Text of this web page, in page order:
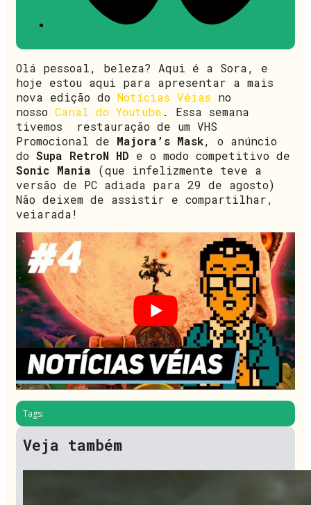
Olá pessoal, beleza? Aqui é a Sora, e
hoje estou aqui para apresentar a mais
nova edição do Notícias Véias no
nosso Canal do Youtube . Essa semana
tivemos restauração de um VHS
Promocional de Majora’s Mask, o anúncio
do Supa RetroN HD e o modo competitivo de
Sonic Mania (que infelizmente teve a
versão de PC adiada para 29 de agosto)
Não deixem de assistir e compartilhar,
veiarada!
Tags:
Veja também